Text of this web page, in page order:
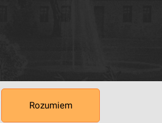
Rozumiem